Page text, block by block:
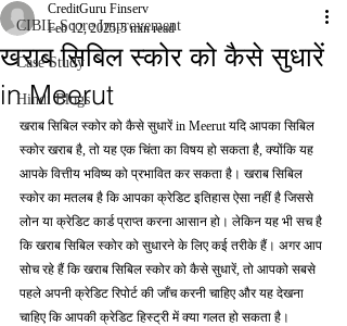
CIBIL Score Improvement
Case Study
Hindi Blogs
खराब सिबिल स्कोर को कैसे सुधारें
in Meerut
CreditGuru Finserv
Feb 12, 2025 5 min read
खराब सिबिल स्कोर को कैसे सुधारें in Meerut यदि आपका सिबिल
स्कोर खराब है, तो यह एक चिंता का विषय हो सकता है, क्योंकि यह
आपके वित्तीय भविष्य को प्रभावित कर सकता है। खराब सिबिल
स्कोर का मतलब है कि आपका क्रेडिट इतिहास ऐसा नहीं है जिससे
लोन या क्रेडिट कार्ड प्राप्त करना आसान हो। लेकिन यह भी सच है
कि खराब सिबिल स्कोर को सुधारने के लिए कई तरीके हैं। अगर आप
सोच रहे हैं कि खराब सिबिल स्कोर को कैसे सुधारें, तो आपको सबसे
पहले अपनी क्रेडिट रिपोर्ट की जाँच करनी चाहिए और यह देखना
चाहिए कि आपकी क्रेडिट हिस्ट्री में क्या गलत हो सकता है।